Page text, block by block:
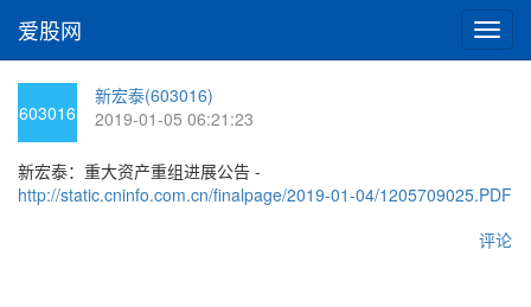
切
换
爱股网
603016
新宏泰(603016)
2019-01-05 06:21:23
新宏泰：重大资产重组进展公告 -
http://static.cninfo.com.cn/finalpage/2019-01-04/1205709025.PDF
评论